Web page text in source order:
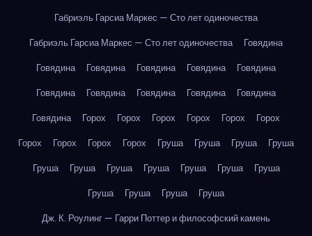
Габриэль Гарсиа Маркес — Сто лет одиночества
Габриэль Гарсиа Маркес — Сто лет одиночества
Говядина
Говядина
Говядина Говядина Говядина
Говядина
Говядина
Говядина Говядина Говядина
Говядина
Говядина
Горох Горох Горох Горох Горох
Горох
Горох
Горох Горох Горох Груша Груша Груша
Груша
Груша
Груша Груша Груша Груша Груша
Груша
Груша
Груша Груша
Груша
Дж. К. Роулинг — Гарри Поттер и философский камень